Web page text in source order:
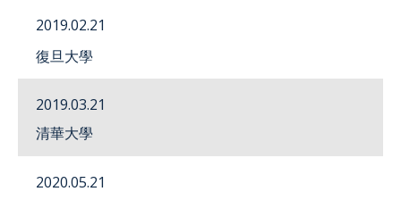
SEARCH TRANSDUCERS
2019.02.21
復旦大學
2019.03.21
清華大學
2020.05.21